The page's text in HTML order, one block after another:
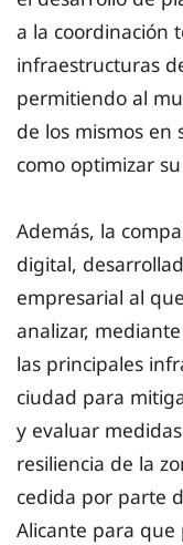
a la coordinación
infraestructuras
permitiendo al
de los mismos en
como optimizar
Además, la
digital,
empresarial al
analizar,
las principales
ciudad para
y evaluar
resiliencia de la
cedida por parte
Alicante para